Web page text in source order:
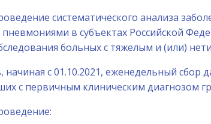
систематического анализа
в субъектах Российской
больных с тяжелым и (или)
начиная с 01.10.2021, еженедельный
с первичным клиническим диагнозом